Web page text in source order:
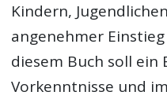
Kindern,
angenehmer
diesem Buch soll ein
Vorkenntnisse und